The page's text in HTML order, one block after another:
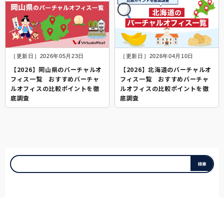
［更新日］2026年05月23日
【2026】岡山県のバーチャルオ
フィス一覧 おすすめバーチャ
ルオフィスの比較ポイントを徹
底調査
［更新日］2026年04月10日
【2026】北海道のバーチャルオ
フィス一覧 おすすめバーチャ
ルオフィスの比較ポイントを徹
底調査